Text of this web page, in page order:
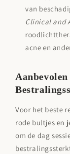
van
Clinical and
acne en
Voor het beste
rode bultjes en
om de dag